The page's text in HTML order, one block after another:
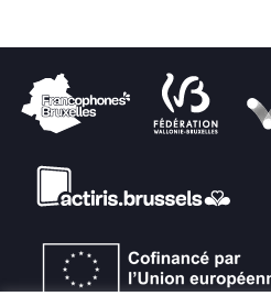
: Vous pouvez choisir
financièrement à tout
avoir reçu plusieurs
n’est pas indispensable. Il
volonté de soutenir nos
NOS